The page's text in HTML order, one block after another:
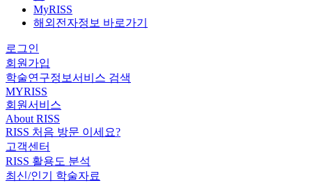
MyRISS
해외전자정보 바로가기
로그인
회원가입
학술연구정보서비스 검색
MYRISS
회원서비스
About RISS
RISS 처음 방문 이세요?
고객센터
RISS 활용도 분석
최신/인기 학술자료